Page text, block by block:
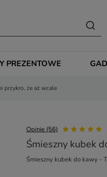
PREZENTOWE
przykro, że aż wcale
Opinie (56)
Śmieszny kubek
Śmieszny kubek do kawy -